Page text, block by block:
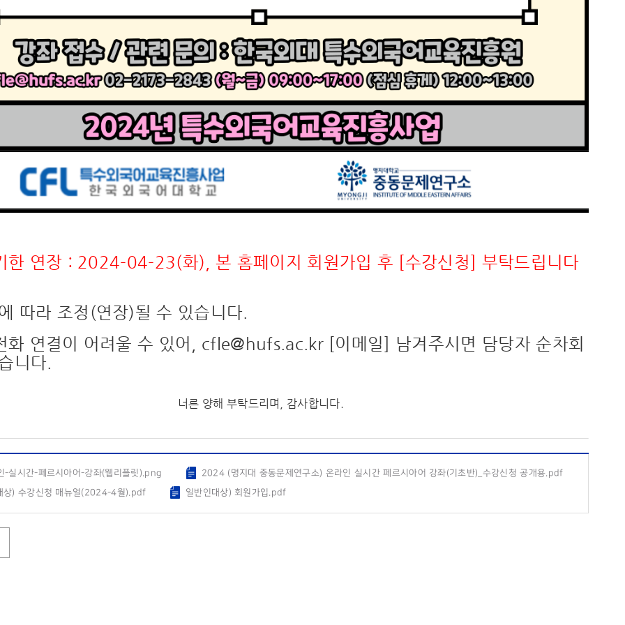
연장 : 2024-04-23(화), 본 홈페이지 회원가입 후 [수강신청] 부탁드립니다
따라 조정(연장)될 수 있습니다.
연결이 어려울 수 있어, cfle@hufs.ac.kr[이메일] 남겨주시면 담당자 순차회
니다.
너른 양해 부탁드리며, 감사합니다.
-실시간-페르시아어-강좌(웹리플릿).png
2024 (명지대 중동문제연구소) 온라인 실시간 페르시아어 강좌(기초반)_수강신청 공개용.pdf
상) 수강신청 매뉴얼(2024-4월).pdf
일반인대상) 회원가입.pdf